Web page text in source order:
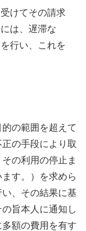
けてその請求
は、遅滞な
行い、これを
の範囲を超えて
の手段により取
の利用の停止ま
す。）を求めら
、その結果に基
旨本人に通知し
額の費用を有す